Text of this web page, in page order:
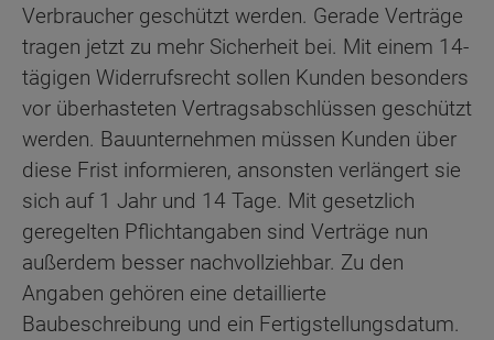
Verbraucher geschützt werden. Gerade Verträge
tragen jetzt zu mehr Sicherheit bei. Mit einem 14-
tägigen Widerrufsrecht sollen Kunden besonders
vor überhasteten Vertragsabschlüssen geschützt
werden. Bauunternehmen müssen Kunden über
diese Frist informieren, ansonsten verlängert sie
sich auf 1 Jahr und 14 Tage. Mit gesetzlich
geregelten Pflichtangaben sind Verträge nun
außerdem besser nachvollziehbar. Zu den
Angaben gehören eine detaillierte
Baubeschreibung und ein Fertigstellungsdatum.